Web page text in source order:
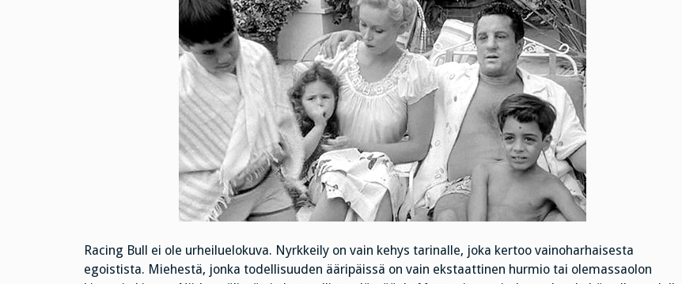
Racing Bull ei ole urheiluelokuva. Nyrkkeily on vain kehys tarinalle, joka kertoo vainoharhaisesta
egoistista. Miehestä, jonka todellisuuden ääripäissä on vain ekstaattinen hurmio tai olemassaolon